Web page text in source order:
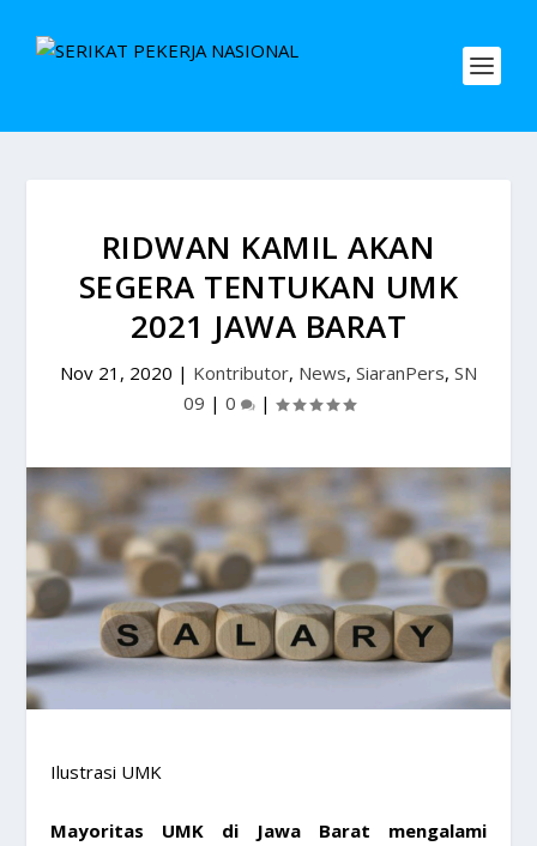
RIDWAN KAMIL AKAN
SEGERA TENTUKAN UMK
2021 JAWA BARAT
Nov 21, 2020 | Kontributor, News, SiaranPers, SN
09 | 0 |
Ilustrasi UMK
Mayoritas UMK di Jawa Barat mengalami